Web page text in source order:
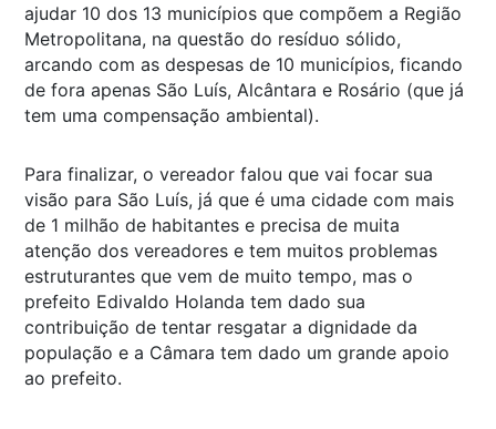
ajudar 10 dos 13 municípios que compõem a Região
Metropolitana, na questão do resíduo sólido,
arcando com as despesas de 10 municípios, ficando
de fora apenas São Luís, Alcântara e Rosário (que já
tem uma compensação ambiental).
Para finalizar, o vereador falou que vai focar sua
visão para São Luís, já que é uma cidade com mais
de 1 milhão de habitantes e precisa de muita
atenção dos vereadores e tem muitos problemas
estruturantes que vem de muito tempo, mas o
prefeito Edivaldo Holanda tem dado sua
contribuição de tentar resgatar a dignidade da
população e a Câmara tem dado um grande apoio
ao prefeito.